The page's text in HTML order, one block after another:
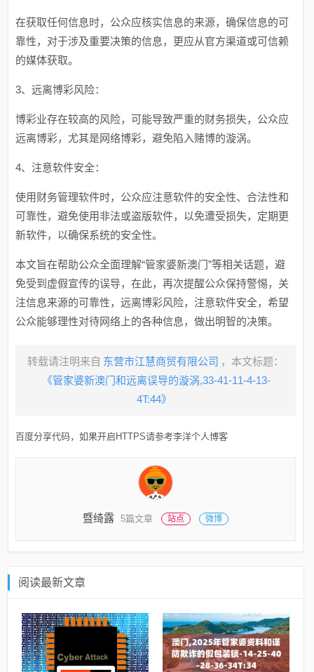
在获取任何信息时，公众应核实信息的来源，确保信息的可
靠性，对于涉及重要决策的信息，更应从官方渠道或可信赖
的媒体获取。
3、远离博彩风险：
博彩业存在较高的风险，可能导致严重的财务损失，公众应
远离博彩，尤其是网络博彩，避免陷入赌博的漩涡。
4、注意软件安全：
使用财务管理软件时，公众应注意软件的安全性、合法性和
可靠性，避免使用非法或盗版软件，以免遭受损失，定期更
新软件，以确保系统的安全性。
本文旨在帮助公众全面理解“管家婆新澳门”等相关话题，避
免受到虚假宣传的误导，在此，再次提醒公众保持警惕，关
注信息来源的可靠性，远离博彩风险，注意软件安全，希望
公众能够理性对待网络上的各种信息，做出明智的决策。
转载请注明来自 东营市江慧商贸有限公司 ，本文标题：
《管家婆新澳门和远离误导的漩涡,33-41-11-4-13-
4T:44》
百度分享代码，如果开启HTTPS请参考李洋个人博客
暨绮露 5篇文章 站点 微博
阅读最新文章